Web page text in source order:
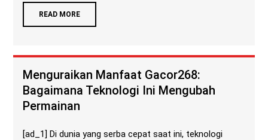
READ MORE
Menguraikan Manfaat Gacor268:
Bagaimana Teknologi Ini Mengubah
Permainan
[ad_1] Di dunia yang serba cepat saat ini, teknologi